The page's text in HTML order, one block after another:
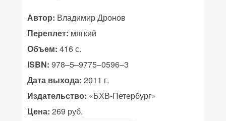
Автор: Владимир Дронов
Переплет: мягкий
Объем: 416 с.
ISBN: 978–5–9775–0596–3
Дата выхода: 2011 г.
Издательство: «БХВ-Петербург»
Цена: 269 руб.